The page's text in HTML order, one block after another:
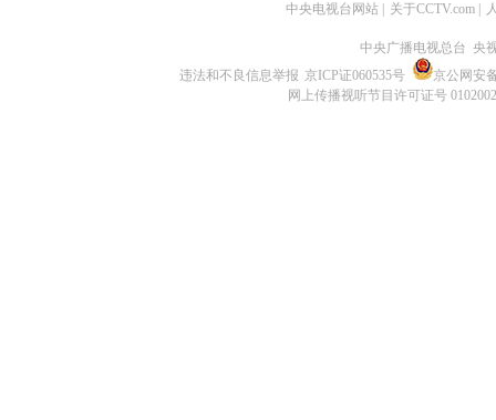
中央电视台网站 关于CCTV.com
中央广播电视总台 央
违法和不良信息举报 京ICP证060535号
京公网安
网上传播视听节目许可证号